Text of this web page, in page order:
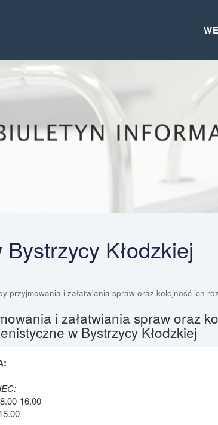
Kłodzkiej
przyjmowania i załatwiania spraw oraz kolejność ich
i załatwiania spraw oraz
w Bystrzycy Kłodzkiej
16.00